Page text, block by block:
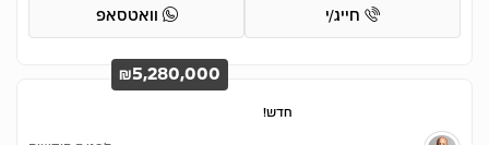
חייג/י וואטסאפ
חדש!
₪5,280,000